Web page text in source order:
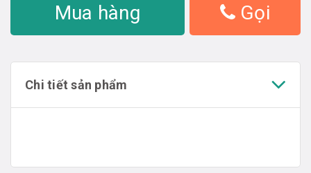
Mua hàng Gọi
Chi tiết sản phẩm